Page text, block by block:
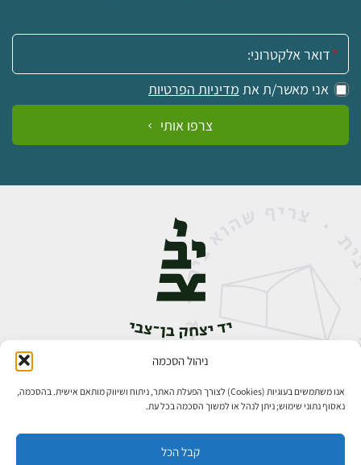
ניהול הסכמה
אנו משתמשים בעוגיות (Cookies) לצורך הפעלת האתר, ניתוח ושיווק מותאם אישית. בהסכמה,
נאסוף נתוני שימוש; ניתן לנהל או למשוך הסכמה בכל עת.
קבל הכל
אימייל:
אני מאשר/ת את מדיניות הפרטיות
צרפו אותי
אבן גבירול 14, רחביה, ירושלים